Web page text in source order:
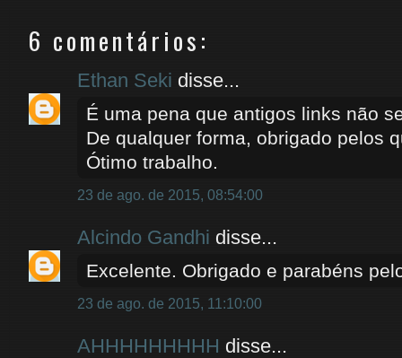
6 comentários:
Ethan Seki disse...
É uma pena que antigos links não
De qualquer forma, obrigado pelos
Ótimo trabalho.
23 de ago. de 2015, 08:54:00
Alcindo Gandhi disse...
Excelente. Obrigado e parabéns
23 de ago. de 2015, 11:10:00
AHHHHHHHHH disse...